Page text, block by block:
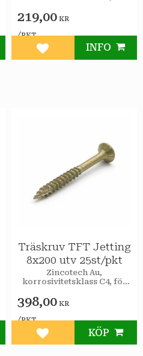
219,00 KR
/PKT
Lägg till i favoriter
INFO
Träskruv TFT Jetting
8x200 utv 25st/pkt
Zincotech Au,
korrosivitetsklass C4, för
398,00 KR
/PKT
Lägg till i favoriter
KÖP